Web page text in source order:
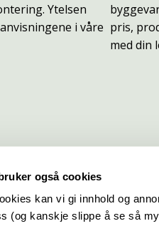
også cookies
kan vi gi innhold og
(og kanskje slippe å se så
Ytelsen
i våre pris,
med din